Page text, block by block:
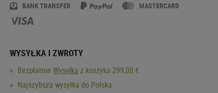
BANK TRANSFER MASTERCARD
WYSYŁKA I ZWROTY
Bezpłatnie Wysyłka z koszyka 299,00 €
Najszybsza wysyłka do Polska